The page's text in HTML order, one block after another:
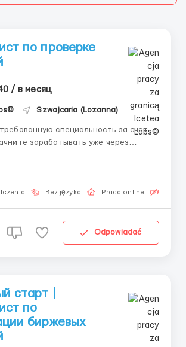
по проверке
/ в месяц
Szwajcaria (Lozanna)
специальность за счёт
зарабатывать уже через
изменяют мировую финансовую
Bez języka Praca online
Odpowiadać
старт |
по
биржевых